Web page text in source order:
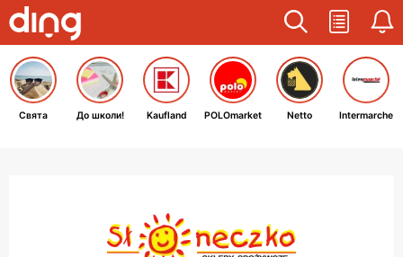
Свята До школи! Kaufland POLOmarket Netto Intermarche